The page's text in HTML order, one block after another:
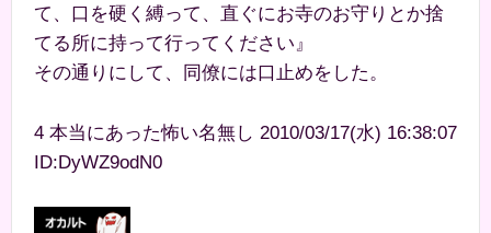
て、口を硬く縛って、直ぐにお寺のお守りとか捨
てる所に持って行ってください』
その通りにして、同僚には口止めをした。
4 本当にあった怖い名無し 2010/03/17(水) 16:38:07
ID:DyWZ9odN0